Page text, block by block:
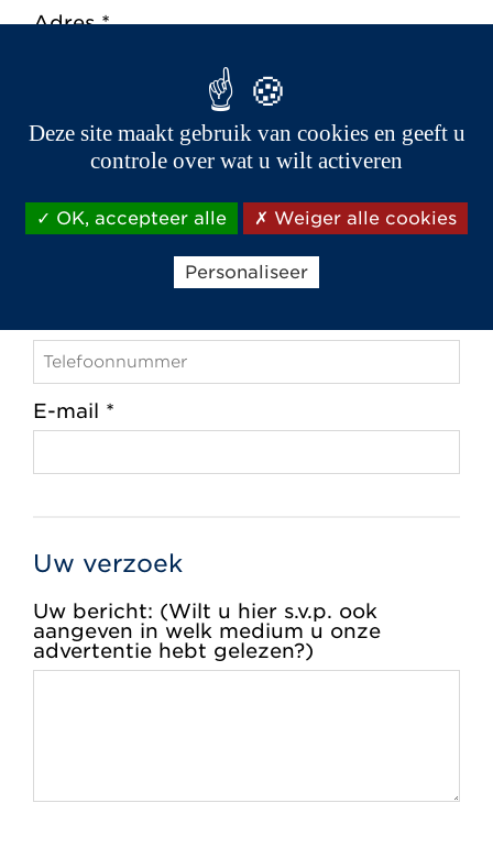
Adres *
Plaats *
E-mail *
Uw verzoek
Uw bericht: (Wilt u hier s.v.p. ook
aangeven in welk medium u onze
advertentie hebt gelezen?)
Deze site maakt gebruik van cookies en geeft u
controle over wat u wilt activeren
OK, accepteer alle Weiger alle cookies
Personaliseer